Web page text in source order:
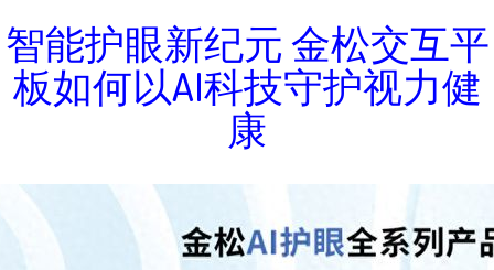
智能护眼新纪元 金松交互平
板如何以AI科技守护视力健
康